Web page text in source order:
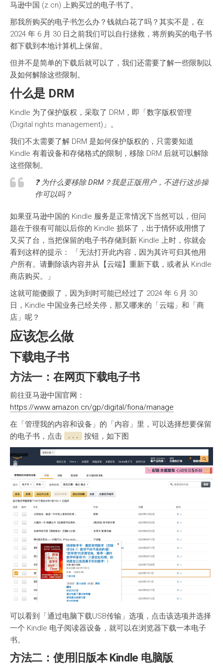
马逊中国 (z.cn) 上购买过的电子书了。
那我所购买的电子书怎么办？钱就白花了吗？其实不是，在
2024 年 6 月 30 日之前我们可以自行拯救，将所购买的电子书
都下载到本地计算机上保留。
但并不是简单的下载后就可以了，我们还需要了解一些限制以
及如何解除这些限制。
什么是 DRM
Kindle 为了保护版权，采取了 DRM，即「数字版权管理
(Digital rights management)」。
我们不太需要了解 DRM 是如何保护版权的，只需要知道
Kindle 有着设备和存储格式的限制，移除 DRM 后就可以解除
这些限制。
❓ 为什么要移除 DRM？我是正版用户，不进行这步操
作可以吗？
如果亚马逊中国的 Kindle 服务是正常情况下当然可以，但问
题在于很有可能以后你的 Kindle 损坏了，出于情怀或用惯了
又买了台，当把保留的电子书存储到新 Kindle 上时，你就会
看到这样的提示： 「无法打开此内容，因为其许可归其他用
户所有。请删除该内容并从【云端】重新下载，或者从 Kindle
商店购买。」
这就可能傻眼了，因为到时可能已经过了 2024 年 6 月 30
日，Kindle 中国业务已经关停，那又哪来的「云端」和「商
店」呢？
应该怎么做
下载电子书
方法一：在网页下载电子书
前往亚马逊中国官网：
https://www.amazon.cn/gp/digital/fiona/manage
在「管理我的内容和设备」的「内容」里，可以选择想要保留
的电子书，点击
... 按钮，如下图
可以看到「通过电脑下载USB传输」选项，点击该选项并选择
一个 Kindle 电子阅读器设备，就可以在浏览器下载一本电子
书。
方法二：使用旧版本 Kindle 电脑版